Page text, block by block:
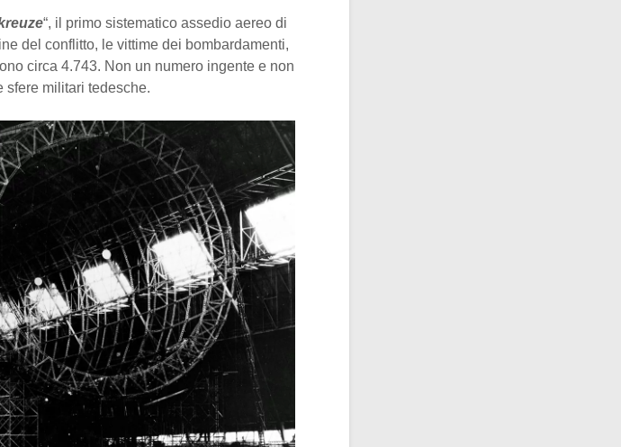
“, il primo sistematico assedio aereo di
del conflitto, le vittime dei bombardamenti,
circa 4.743. Non un numero ingente e non
sfere militari tedesche.